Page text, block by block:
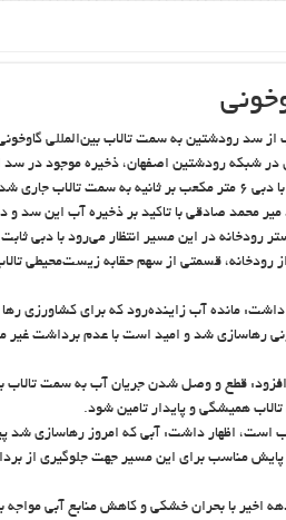
سد رودشتین به سمت تالاب بین‌المللی
شبکه رودشتین اصفهان، ذخیره موجود در سد
محمد صادقی با تاکید بر ذخیره آب این سد و
رودخانه در این مسیر انتظار می‌رود با دبی
رودخانه، قسمتی از سهم حقابه زیست‌محیطی
داشت: مانده آب زاینده‌رود که برای کشاورزی
رهاسازی شد و امید است با عدم برداشت غیر
افزود: قطع و وصل شدن جریان آب به سمت تالاب
همیشگی و پایدار تامین شود.
است، اظهار داشت: آبی که امروز رهاسازی شد
پایش مناسب برای این مسیر جهت جلوگیری از
اخیر با بحران خشکی و کاهش منابع آبی